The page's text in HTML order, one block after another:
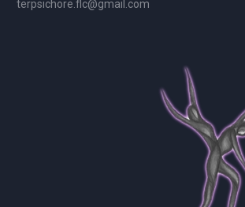
terpsichore.flc@gmail.com